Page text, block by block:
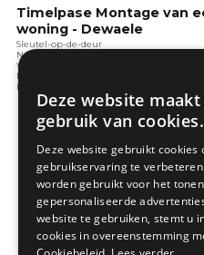
Timelpase Montage van
woning - Dewaele
Sleutel-op-de-deur
Nadenken over bouwen
Wat is duurzaam bouwen
Bouwen in de toekomst
Bouwen en de wet
Mis
Deze website maakt
gebruik van cookies.
Deze website gebruikt cookies
gebruikservaring te
worden gebruikt voor het
gepersonaliseerde
website te gebruiken, stemt u
cookies in overeenstemming